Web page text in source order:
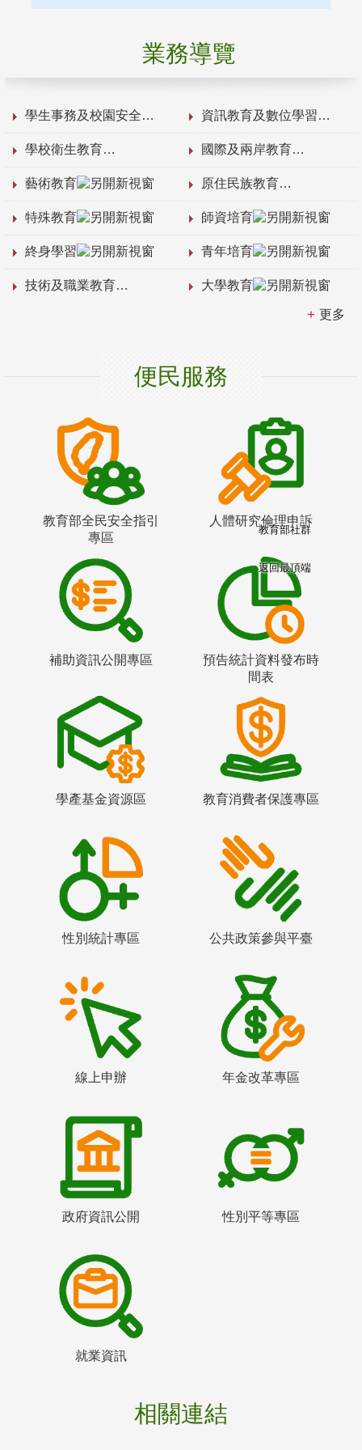
業務導覽
學生事務及校園安全 資訊教育及數位學習
學校衛生教育 國際及兩岸教育
藝術教育 原住民族教育
特殊教育 師資培育
終身學習 青年培育
技術及職業教育 大學教育
更多
便民服務
教育部全民安全指引
專區
人體研究倫理申訴
補助資訊公開專區
預告統計資料發布時
間表
學產基金資源區 教育消費者保護專區
性別統計專區 公共政策參與平臺
線上申辦 年金改革專區
政府資訊公開 性別平等專區
就業資訊
相關連結
教育部社群
返回最頂端